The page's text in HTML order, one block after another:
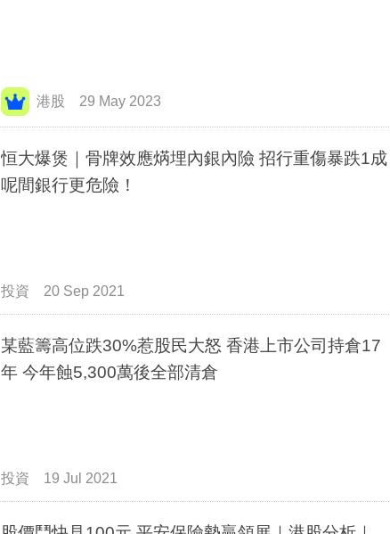
港股 29 May 2023
恒大爆煲｜骨牌效應焫埋內銀內險 招行重傷暴跌1成
呢間銀行更危險！
投資 20 Sep 2021
某藍籌高位跌30%惹股民大怒 香港上市公司持倉17
年 今年蝕5,300萬後全部清倉
投資 19 Jul 2021